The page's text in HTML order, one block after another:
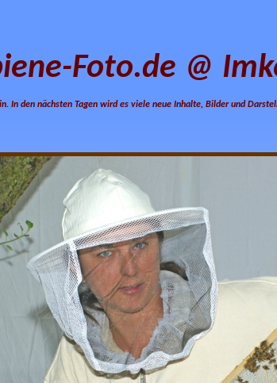
Foto.de @
In den nächsten Tagen wird es viele neue Inhalte, Bilder und